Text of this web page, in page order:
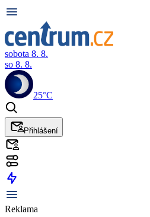
sobota 8. 8.
so 8. 8.
25°C
Přihlášení
Reklama